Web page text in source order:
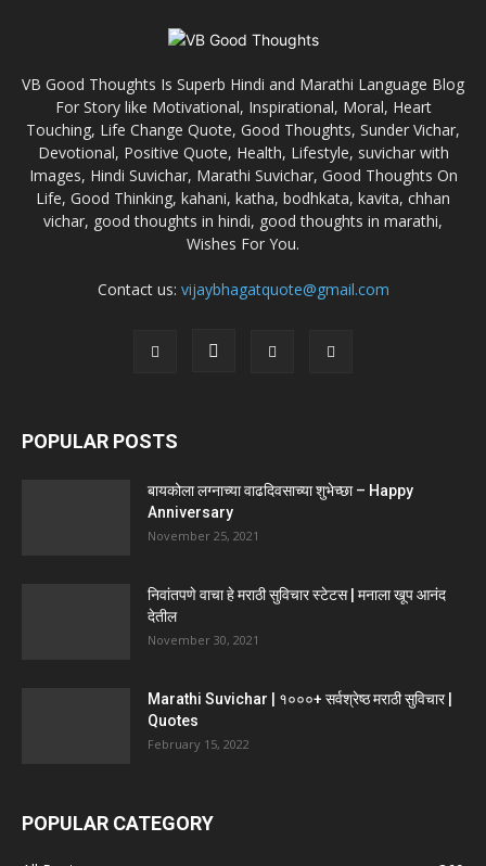
VB Good Thoughts Is Superb Hindi and Marathi Language Blog
For Story like Motivational, Inspirational, Moral, Heart
Touching, Life Change Quote, Good Thoughts, Sunder Vichar,
Devotional, Positive Quote, Health, Lifestyle, suvichar with
Images, Hindi Suvichar, Marathi Suvichar, Good Thoughts On
Life, Good Thinking, kahani, katha, bodhkata, kavita, chhan
vichar, good thoughts in hindi, good thoughts in marathi,
Wishes For You.
Contact us: vijaybhagatquote@gmail.com
POPULAR POSTS
बायकोला लग्नाच्या वाढदिवसाच्या शुभेच्छा – Happy
Anniversary
November 25, 2021
निवांतपणे वाचा हे मराठी सुविचार स्टेटस | मनाला खूप आनंद
देतील
November 30, 2021
Marathi Suvichar | १०००+ सर्वश्रेष्ठ मराठी सुविचार |
Quotes
February 15, 2022
POPULAR CATEGORY